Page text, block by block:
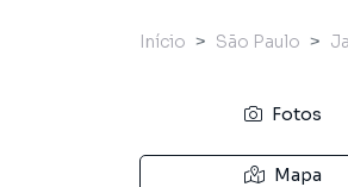
Início São Paulo
Fotos
Mapa